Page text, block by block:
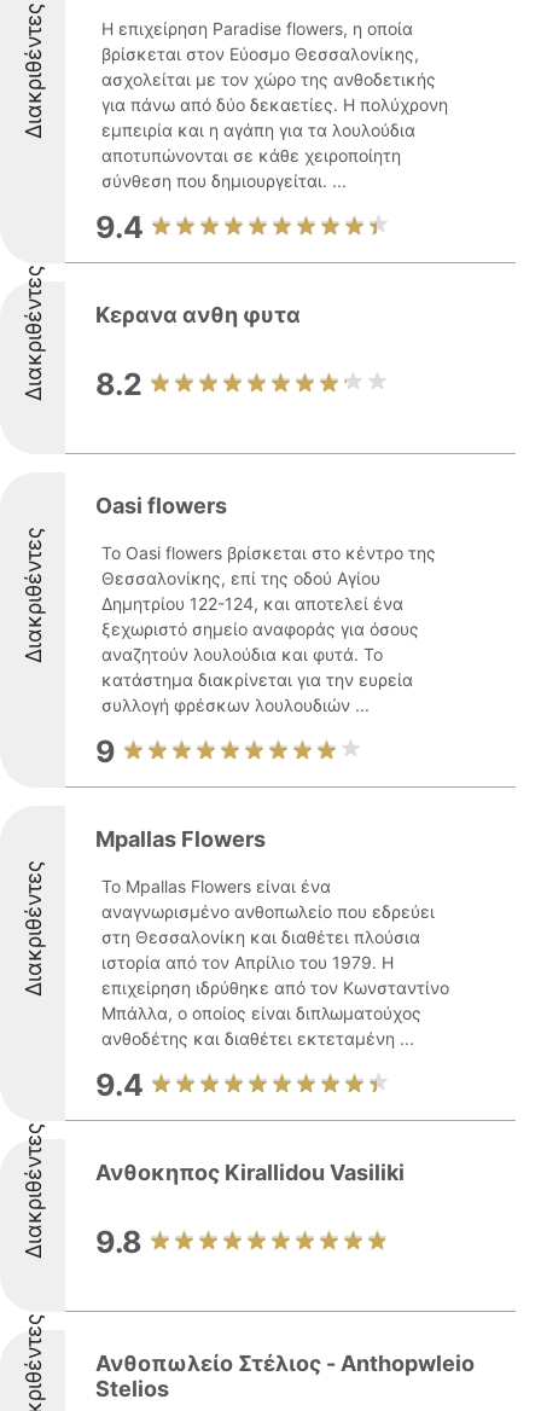
Διακριθέντες
Η επιχείρηση Paradise flowers, η οποία
βρίσκεται στον Εύοσμο Θεσσαλονίκης,
ασχολείται με τον χώρο της ανθοδετικής
για πάνω από δύο δεκαετίες. Η πολύχρονη
εμπειρία και η αγάπη για τα λουλούδια
αποτυπώνονται σε κάθε χειροποίητη
σύνθεση που δημιουργείται. ...
9.4
Διακριθέντες Κερανα ανθη φυτα
8.2
Διακριθέντες
Oasi flowers
Το Oasi flowers βρίσκεται στο κέντρο της
Θεσσαλονίκης, επί της οδού Αγίου
Δημητρίου 122-124, και αποτελεί ένα
ξεχωριστό σημείο αναφοράς για όσους
αναζητούν λουλούδια και φυτά. Το
κατάστημα διακρίνεται για την ευρεία
συλλογή φρέσκων λουλουδιών ...
9
Διακριθέντες
Mpallas Flowers
Το Mpallas Flowers είναι ένα
αναγνωρισμένο ανθοπωλείο που εδρεύει
στη Θεσσαλονίκη και διαθέτει πλούσια
ιστορία από τον Απρίλιο του 1979. Η
επιχείρηση ιδρύθηκε από τον Κωνσταντίνο
Μπάλλα, ο οποίος είναι διπλωματούχος
ανθοδέτης και διαθέτει εκτεταμένη ...
9.4
Διακριθέντες Ανθοκηπος Kirallidou Vasiliki
9.8
Διακριθέντες
Ανθοπωλείο Στέλιος - Anthopwleio
Stelios